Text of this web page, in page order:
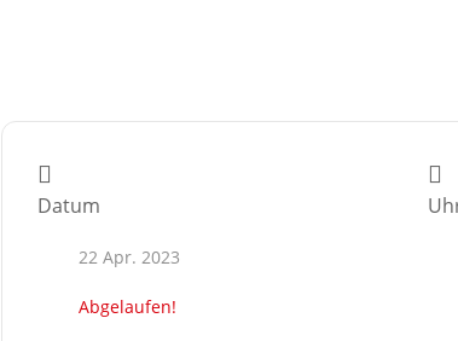
Datum
22 Apr. 2023
Abgelaufen!